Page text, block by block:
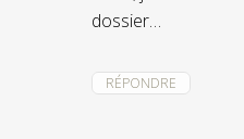
dossier…
RÉPONDRE